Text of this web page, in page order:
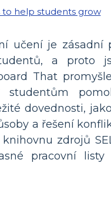
učení je zásadní
a proto
That
studentům
dovednosti,
a řešení
zdrojů
pracovní listy